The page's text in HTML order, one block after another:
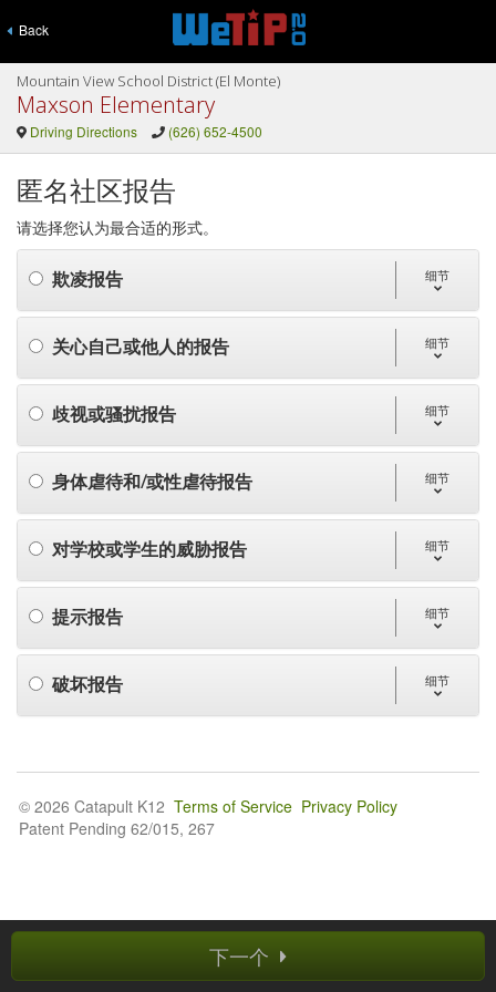
Back
Mountain View School District (El Monte)
Maxson Elementary
Driving Directions (626) 652-4500
匿名社区报告
请选择您认为最合适的形式。
欺凌报告 细节
关心自己或他人的报告 细节
歧视或骚扰报告 细节
身体虐待和/或性虐待报告 细节
对学校或学生的威胁报告 细节
提示报告 细节
破坏报告 细节
下一个
© 2026 Catapult K12 Terms of Service Privacy Policy
Patent Pending 62/015, 267